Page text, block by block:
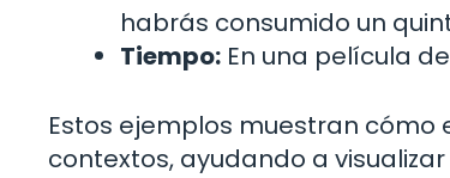
habrás consumido un
Tiempo: En una película
Estos ejemplos muestran
contextos, ayudando a